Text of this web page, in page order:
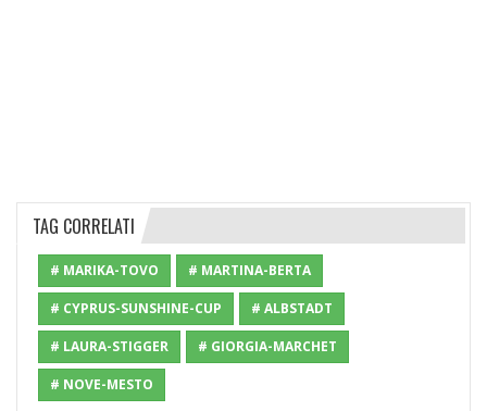
TAG CORRELATI
# MARIKA-TOVO # MARTINA-BERTA
# CYPRUS-SUNSHINE-CUP # ALBSTADT
# LAURA-STIGGER # GIORGIA-MARCHET
# NOVE-MESTO